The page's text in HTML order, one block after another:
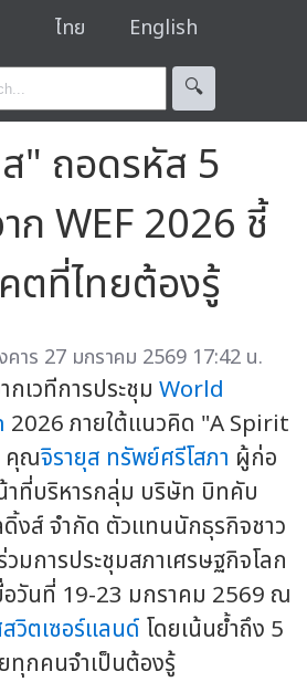
ไทย English
🔍︎
" ถอดรหัส 5
ก WEF 2026 ชี้
ตที่ไทยต้องรู้
คาร 27 มกราคม 2569 17:42 น.
เวทีการประชุม World
2026 ภายใต้แนวคิด "A Spirit
คุณจิรายุส ทรัพย์ศรีโสภา ผู้ก่อ
าที่บริหารกลุ่ม บริษัท บิทคับ
งส์ จำกัด ตัวแทนนักธุรกิจชาว
วมการประชุมสภาเศรษฐกิจโลก
อวันที่ 19-23 มกราคม 2569 ณ
สวิตเซอร์แลนด์ โดยเน้นย้ำถึง 5
ทุกคนจำเป็นต้องรู้